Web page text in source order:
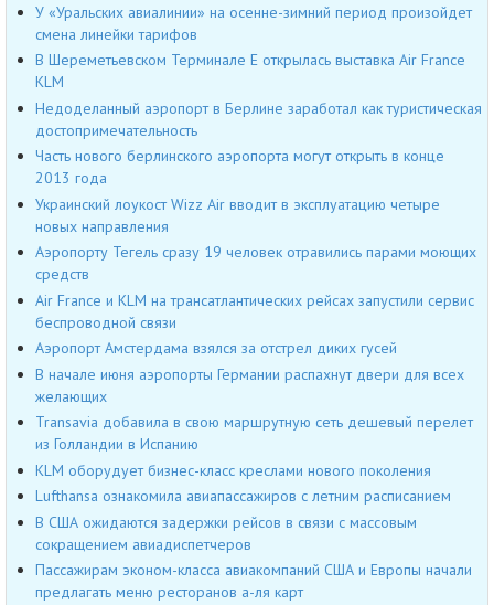
У «Уральских авиалинии» на осенне-зимний период произойдет
смена линейки тарифов
В Шереметьевском Терминале Е открылась выставка Air France
KLM
Недоделанный аэропорт в Берлине заработал как туристическая
достопримечательность
Часть нового берлинского аэропорта могут открыть в конце
2013 года
Украинский лоукост Wizz Air вводит в эксплуатацию четыре
новых направления
Аэропорту Тегель сразу 19 человек отравились парами моющих
средств
Air France и KLM на трансатлантических рейсах запустили сервис
беспроводной связи
Аэропорт Амстердама взялся за отстрел диких гусей
В начале июня аэропорты Германии распахнут двери для всех
желающих
Transavia добавила в свою маршрутную сеть дешевый перелет
из Голландии в Испанию
KLM оборудует бизнес-класс креслами нового поколения
Lufthansa ознакомила авиапассажиров с летним расписанием
В США ожидаются задержки рейсов в связи с массовым
сокращением авиадиспетчеров
Пассажирам эконом-класса авиакомпаний США и Европы начали
предлагать меню ресторанов а-ля карт